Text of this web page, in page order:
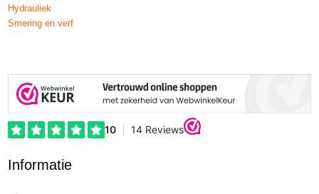
Hydrauliek
Smering en verf
Informatie